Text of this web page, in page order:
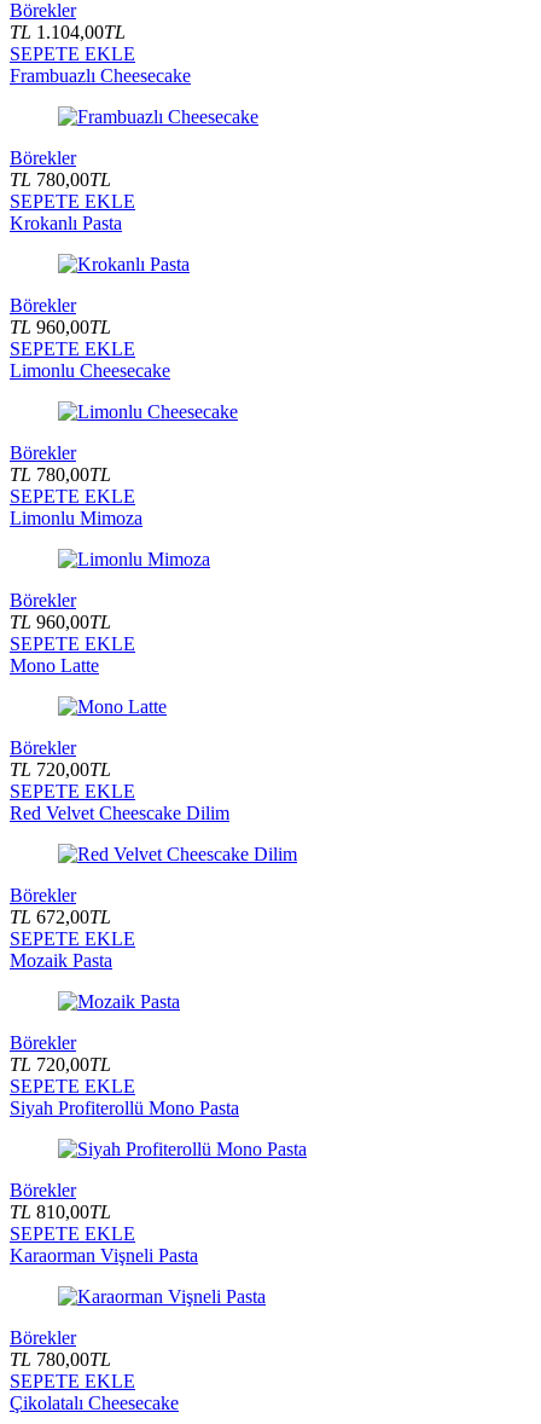
Börekler
TL 1.104,00TL
SEPETE EKLE
Frambuazlı Cheesecake
Börekler
TL 780,00TL
SEPETE EKLE
Krokanlı Pasta
Börekler
TL 960,00TL
SEPETE EKLE
Limonlu Cheesecake
Börekler
TL 780,00TL
SEPETE EKLE
Limonlu Mimoza
Börekler
TL 960,00TL
SEPETE EKLE
Mono Latte
Börekler
TL 720,00TL
SEPETE EKLE
Red Velvet Cheescake Dilim
Börekler
TL 672,00TL
SEPETE EKLE
Mozaik Pasta
Börekler
TL 720,00TL
SEPETE EKLE
Siyah Profiterollü Mono Pasta
Börekler
TL 810,00TL
SEPETE EKLE
Karaorman Vişneli Pasta
Börekler
TL 780,00TL
SEPETE EKLE
Çikolatalı Cheesecake